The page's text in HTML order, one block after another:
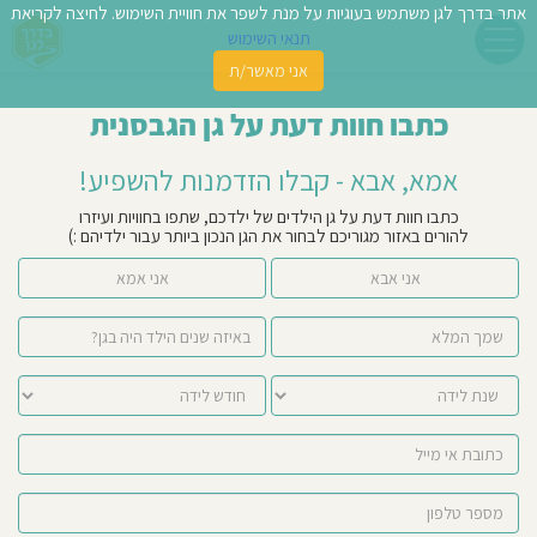
כתבו חוות דעת על גן הגבסנית
אמא, אבא - קבלו הזדמנות להשפיע!
כתבו חוות דעת על גן הילדים של ילדכם, שתפו בחוויות ועיזרו
להורים באזור מגוריכם לבחור את הגן הנכון ביותר עבור ילדיהם :)
אני אמא אני אבא
אתר בדרך לגן משתמש בעוגיות על מנת לשפר את חוויית השימוש. לחיצה לקריאת
תנאי השימוש
אני מאשר/ת